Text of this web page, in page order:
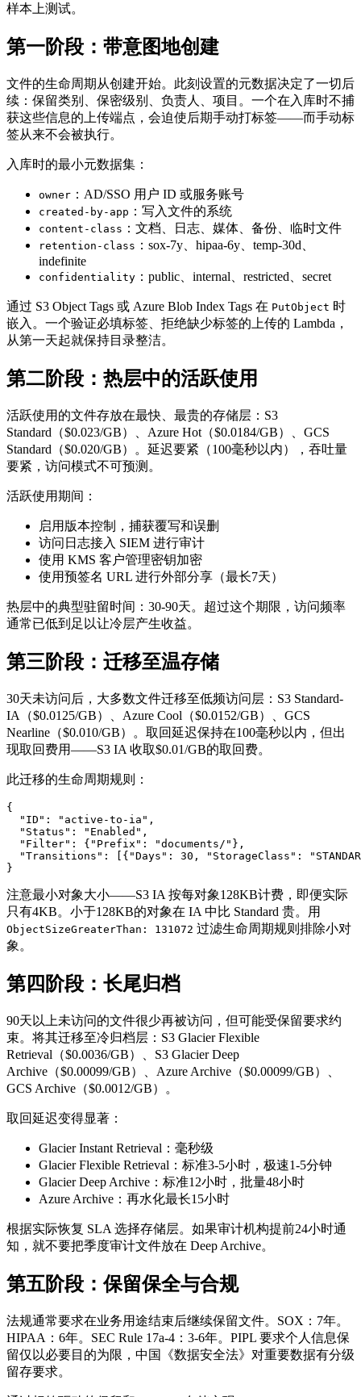
样本上测试。
第一阶段：带意图地创建
文件的生命周期从创建开始。此刻设置的元数据决定了一切后
续：保留类别、保密级别、负责人、项目。一个在入库时不捕
获这些信息的上传端点，会迫使后期手动打标签——而手动标
签从来不会被执行。
入库时的最小元数据集：
owner ：AD/SSO 用户 ID 或服务账号
created-by-app ：写入文件的系统
content-class ：文档、日志、媒体、备份、临时文件
retention-class ：sox-7y、hipaa-6y、temp-30d、
indefinite
confidentiality ：public、internal、restricted、secret
通过 S3 Object Tags 或 Azure Blob Index Tags 在 PutObject 时
嵌入。一个验证必填标签、拒绝缺少标签的上传的 Lambda，
从第一天起就保持目录整洁。
第二阶段：热层中的活跃使用
活跃使用的文件存放在最快、最贵的存储层：S3
Standard（$0.023/GB）、Azure Hot（$0.0184/GB）、GCS
Standard（$0.020/GB）。延迟要紧（100毫秒以内），吞吐量
要紧，访问模式不可预测。
活跃使用期间：
启用版本控制，捕获覆写和误删
访问日志接入 SIEM 进行审计
使用 KMS 客户管理密钥加密
使用预签名 URL 进行外部分享（最长7天）
热层中的典型驻留时间：30-90天。超过这个期限，访问频率
通常已低到足以让冷层产生收益。
第三阶段：迁移至温存储
30天未访问后，大多数文件迁移至低频访问层：S3 Standard-
IA（$0.0125/GB）、Azure Cool（$0.0152/GB）、GCS
Nearline（$0.010/GB）。取回延迟保持在100毫秒以内，但出
现取回费用——S3 IA 收取$0.01/GB的取回费。
此迁移的生命周期规则：
{
  "ID": "active-to-ia",
  "Status": "Enabled",
  "Filter": {"Prefix": "documents/"},
"Transitions": [{"Days": 30, "StorageClass":
注意最小对象大小——S3 IA 按每对象128KB计费，即便实际
只有4KB。小于128KB的对象在 IA 中比 Standard 贵。用
ObjectSizeGreaterThan: 131072 过滤生命周期规则排除小对
象。
第四阶段：长尾归档
90天以上未访问的文件很少再被访问，但可能受保留要求约
束。将其迁移至冷归档层：S3 Glacier Flexible
Retrieval（$0.0036/GB）、S3 Glacier Deep
Archive（$0.00099/GB）、Azure Archive（$0.00099/GB）、
GCS Archive（$0.0012/GB）。
取回延迟变得显著：
Glacier Instant Retrieval：毫秒级
Glacier Flexible Retrieval：标准3-5小时，极速1-5分钟
Glacier Deep Archive：标准12小时，批量48小时
Azure Archive：再水化最长15小时
根据实际恢复 SLA 选择存储层。如果审计机构提前24小时通
知，就不要把季度审计文件放在 Deep Archive。
第五阶段：保留保全与合规
法规通常要求在业务用途结束后继续保留文件。SOX：7年。
HIPAA：6年。SEC Rule 17a-4：3-6年。PIPL 要求个人信息保
留仅以必要目的为限，中国《数据安全法》对重要数据有分级
留存要求。